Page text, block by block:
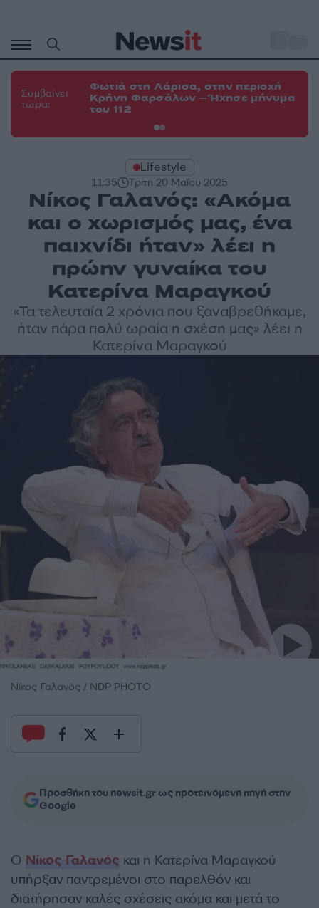
περιεχόμενο
Συμβαίνει
τώρα:
Φωτιά στη Λάρισα, στην περιοχή
Κρήνη Φαρσάλων – Ήχησε μήνυμα
του 112
Lifestyle
11:35 Τρίτη 20 Μαΐου 2025
Νίκος Γαλανός: «Ακόμα
και ο χωρισμός μας, ένα
παιχνίδι ήταν» λέει η
πρώην γυναίκα του
Κατερίνα Μαραγκού
«Τα τελευταία 2 χρόνια που ξαναβρεθήκαμε,
ήταν πάρα πολύ ωραία η σχέση μας» λέει η
Κατερίνα Μαραγκού
Νίκος Γαλανός / NDP PHOTO
Προσθήκη του newsit.gr ως προτεινόμενη πηγή στην
Google
Ο Νίκος Γαλανός και η Κατερίνα Μαραγκού
υπήρξαν παντρεμένοι στο παρελθόν και
διατήρησαν καλές σχέσεις ακόμα και μετά το